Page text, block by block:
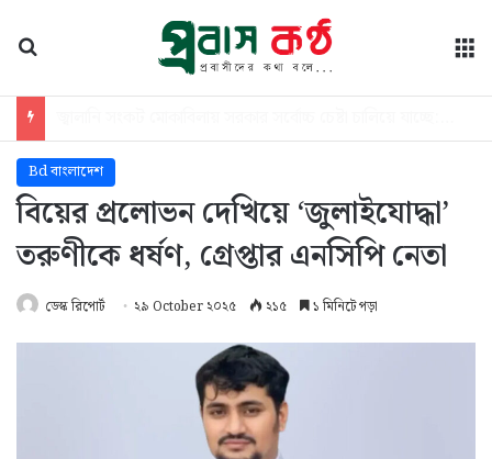
Bd বাংলাদেশ
বিয়ের প্রলোভন দেখিয়ে ‘জুলাইযোদ্ধা’
তরুণীকে ধর্ষণ, গ্রেপ্তার এনসিপি নেতা
ডেস্ক রিপোর্ট ২৯ October ২০২৫ ২১৫ ১ মিনিটে পড়া